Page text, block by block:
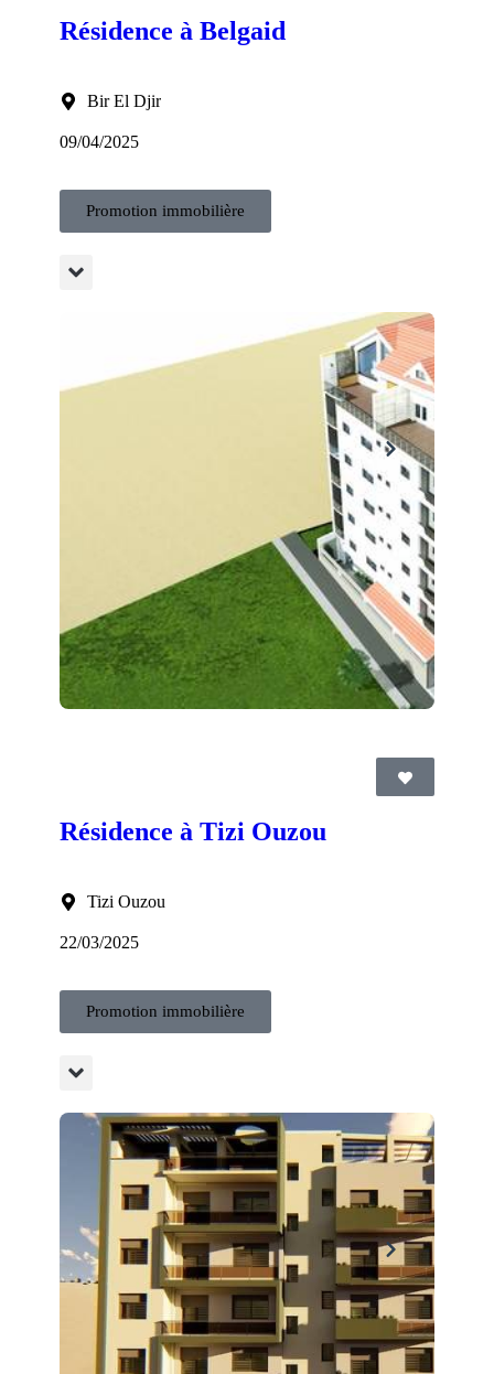
Résidence à Belgaid
Bir El Djir
09/04/2025
Promotion immobilière
Résidence à Tizi Ouzou
Tizi Ouzou
22/03/2025
Promotion immobilière